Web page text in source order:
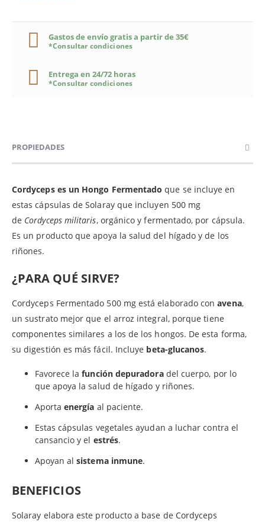
Gastos de envío gratis a partir de 35€
*Consultar condiciones
Entrega en 24/72 horas
*Consultar condiciones
PROPIEDADES
Cordyceps es un Hongo Fermentado que se incluye en
estas cápsulas de Solaray que incluyen 500 mg
de Cordyceps militaris, orgánico y fermentado, por cápsula.
Es un producto que apoya la salud del hígado y de los
riñones.
¿PARA QUÉ SIRVE?
Cordyceps Fermentado 500 mg está elaborado conavena,
un sustrato mejor que el arroz integral, porque tiene
componentes similares a los de los hongos. De esta forma,
su digestión es más fácil. Incluye beta-glucanos.
Favorece lafunción depuradoradel cuerpo, por lo
que apoya la salud de hígado y riñones.
Aporta energía al paciente.
Estas cápsulas vegetales ayudan a luchar contra el
cansancio y el estrés.
Apoyan alsistema inmune.
BENEFICIOS
Solaray elabora este producto a base de Cordyceps